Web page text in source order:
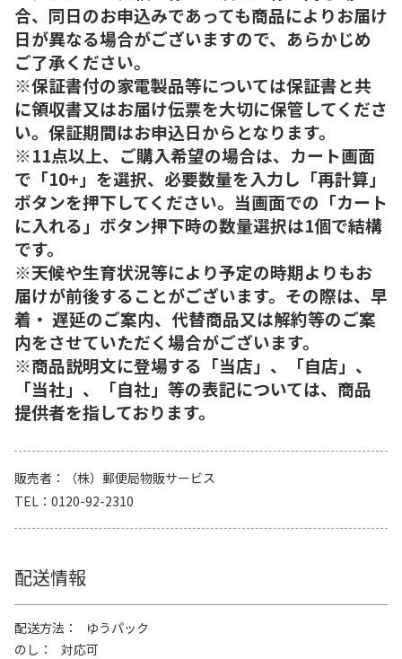
合、同日のお申込みであっても商品によりお届け
日が異なる場合がございますので、あらかじめ
ご了承ください。
※保証書付の家電製品等については保証書と共
に領収書又はお届け伝票を大切に保管してくださ
い。保証期間はお申込日からとなります。
※11点以上、ご購入希望の場合は、カート画面
で「10+」を選択、必要数量を入力し「再計算」
ボタンを押下してください。当画面での「カート
に入れる」ボタン押下時の数量選択は1個で結構
です。
※天候や生育状況等により予定の時期よりもお
届けが前後することがございます。その際は、早
着・ 遅延のご案内、代替商品又は解約等のご案
内をさせていただく場合がございます。
※商品説明文に登場する「当店」、「自店」、
「当社」、「自社」等の表記については、商品
提供者を指しております。
販売者
（株）郵便局物販サービス
TEL
0120-92-2310
配送情報
配送方法
ゆうパック
のし
対応可